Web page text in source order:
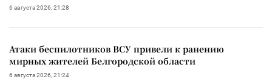
6 августа 2026, 21:28
Атаки беспилотников ВСУ привели к ранению
мирных жителей Белгородской области
6 августа 2026, 21:24